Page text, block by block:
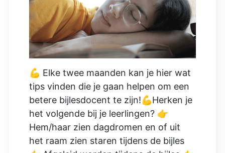
💪 Elke twee maanden kan je hier wat
tips vinden die je gaan helpen om een
betere bijlesdocent te zijn!💪Herken je
het volgende bij je leerlingen? 👉
Hem/haar zien dagdromen en of uit
het raam zien staren tijdens de bijles